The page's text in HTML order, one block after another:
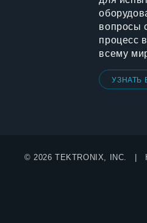
вопросы
процесс
всему
УЗНАТЬ
© 2026 TEKTRONIX, INC.